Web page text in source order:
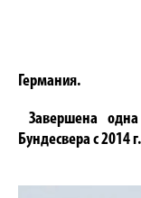
Германия.
Завершена
Бундесвера с 2014 г.